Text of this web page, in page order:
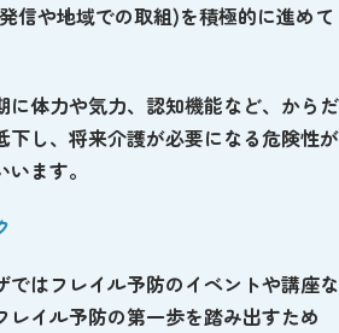
信や地域での取組)を積極的に進めて
体力や気力、認知機能など、からだ
下し、将来介護が必要になる危険性が
ます。
ではフレイル予防のイベントや講座な
レイル予防の第一歩を踏み出すため